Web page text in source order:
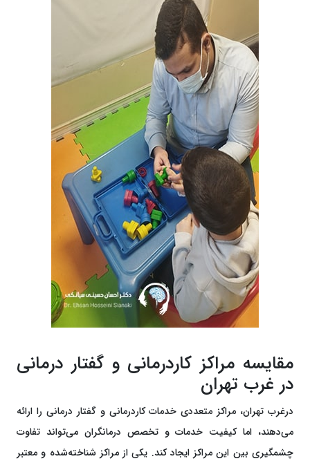
مقایسه مراکز کاردرمانی و گفتار درمانی
در غرب تهران
درغرب تهران، مراکز متعددی خدمات کاردرمانی و گفتار درمانی را ارائه
می‌دهند، اما کیفیت خدمات و تخصص درمانگران می‌تواند تفاوت
چشمگیری بین این مراکز ایجاد کند. یکی از مراکز شناخته‌شده و معتبر